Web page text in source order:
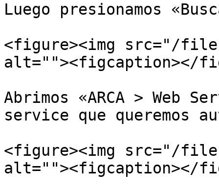
Luego presionamos
<figure><img src="/
alt=""><figcaption></
Abrimos «ARCA > Web
service que queremos
<figure><img src="/files/
alt=""><figcaption></